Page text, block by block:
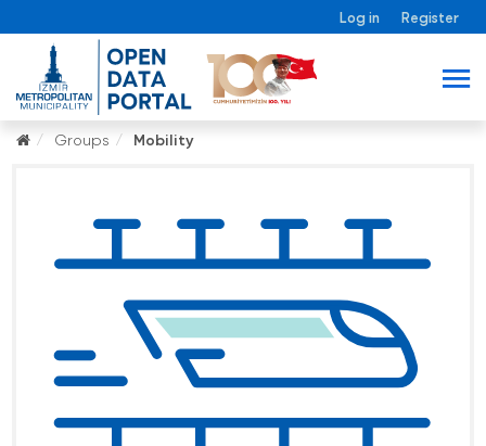
Log in Register
Groups Mobility